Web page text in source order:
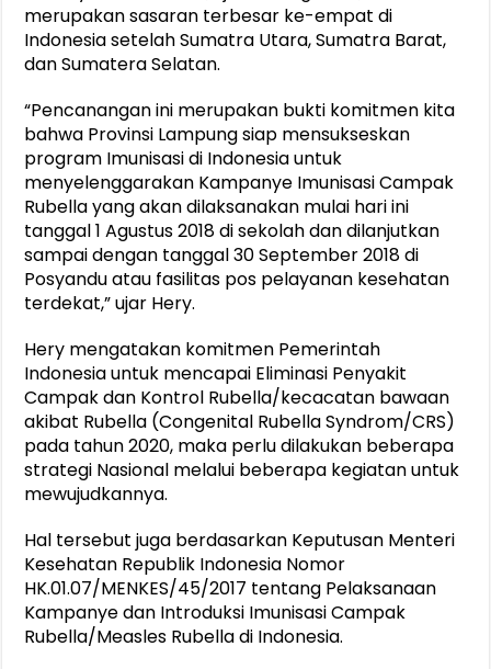
merupakan sasaran terbesar ke-empat di
Indonesia setelah Sumatra Utara, Sumatra Barat,
dan Sumatera Selatan.
“Pencanangan ini merupakan bukti komitmen kita
bahwa Provinsi Lampung siap mensukseskan
program Imunisasi di Indonesia untuk
menyelenggarakan Kampanye Imunisasi Campak
Rubella yang akan dilaksanakan mulai hari ini
tanggal 1 Agustus 2018 di sekolah dan dilanjutkan
sampai dengan tanggal 30 September 2018 di
Posyandu atau fasilitas pos pelayanan kesehatan
terdekat,” ujar Hery.
Hery mengatakan komitmen Pemerintah
Indonesia untuk mencapai Eliminasi Penyakit
Campak dan Kontrol Rubella/kecacatan bawaan
akibat Rubella (Congenital Rubella Syndrom/CRS)
pada tahun 2020, maka perlu dilakukan beberapa
strategi Nasional melalui beberapa kegiatan untuk
mewujudkannya.
Hal tersebut juga berdasarkan Keputusan Menteri
Kesehatan Republik Indonesia Nomor
HK.01.07/MENKES/45/2017 tentang Pelaksanaan
Kampanye dan Introduksi Imunisasi Campak
Rubella/Measles Rubella di Indonesia.